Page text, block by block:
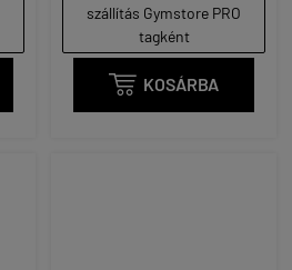
szállítás Gymstore PRO
tagként
 KOSÁRBA